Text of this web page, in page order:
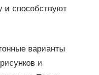
и способствуют
варианты
и